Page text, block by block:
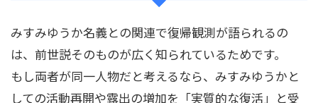
みすみゆうか名義との関連で復帰観測が語られるの
は、前世説そのものが広く知られているためです。
もし両者が同一人物だと考えるなら、みすみゆうかと
しての活動再開や露出の増加を「実質的な復活」と受